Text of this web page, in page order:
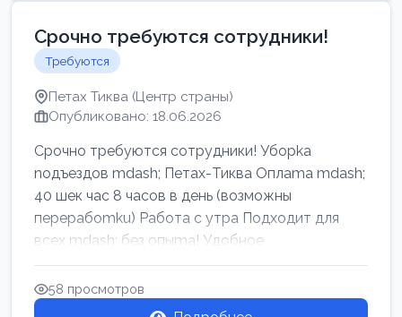
Срочно требуются сотрудники!
Требуются
Петах Тиква (Центр страны)
Опубликовано: 18.06.2026
Срочно требуются сотрудники! Убоpkа
noдъездов mdash; Петах-Тиква Оплаma mdash;
40 шек час 8 часов в день (возможны
перерабоmku) Работа с утpa Подходит для
всех mdash; без опыma! Удобное
раcnoложение Н...
58 просмотров